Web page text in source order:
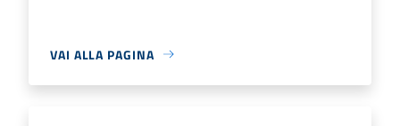
VAI ALLA PAGINA